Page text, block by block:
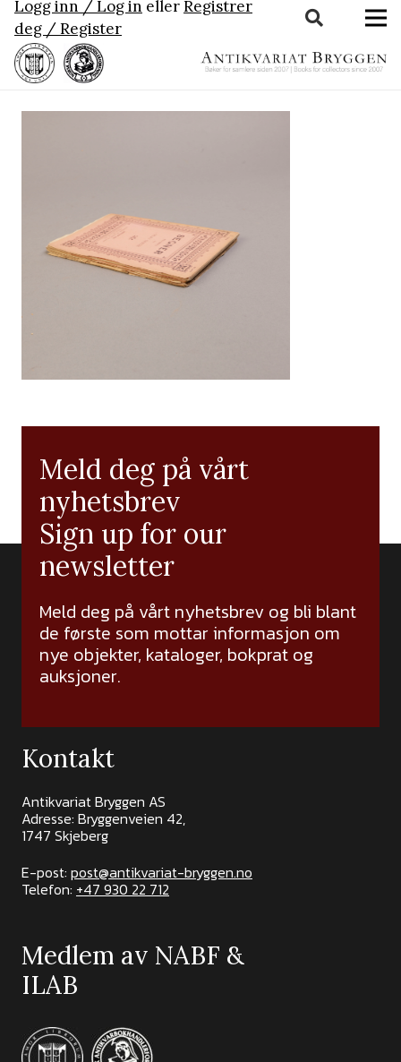
Logg inn / Log in ellerRegistrer
deg / Register
Meld deg på vårt
nyhetsbrev
Sign up for our
newsletter
Meld deg på vårt nyhetsbrev og bli blant
de første som mottar informasjon om
nye objekter, kataloger, bokprat og
auksjoner.
Kontakt
Antikvariat Bryggen AS
Adresse: Bryggenveien 42,
1747 Skjeberg
E-post: post@antikvariat-bryggen.no
Telefon: +47 930 22 712
Medlem av NABF &
ILAB